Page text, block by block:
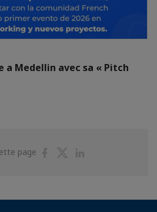
a Medellin avec sa « Pitch
page
PartagerPartager